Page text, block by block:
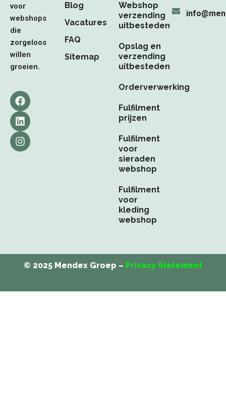
voor
webshops
die
zorgeloos
willen
groeien.
F
a
c
e
b
o
L
i
n
k
e
d
I
n
s
t
a
g
Blog
Vacatures
FAQ
Sitemap
Webshop
verzending
uitbesteden
Opslag en
verzending
uitbesteden
Orderverwerking
Fulfilment
prijzen
Fulfilment
voor
sieraden
webshop
Fulfilment
voor
kleding
webshop
© 2025 Mendex Groep – Privacy Statement